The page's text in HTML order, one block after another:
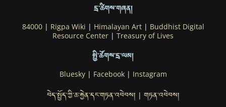
དྲ་ཚིགས་གཞན།
84000| Rigpa Wiki | Himalayan Art| Buddhist Digital
Resource Center | Treasury of Lives
སྤྱི་ཚོགས་དྲ་ལམ།
Bluesky| Facebook| Instagram
བེད་སྤྱོད་ཀྱི་ཆ་རྐྱེན་དང་གཏན་འབེབས། | གཏན་འབེབས།